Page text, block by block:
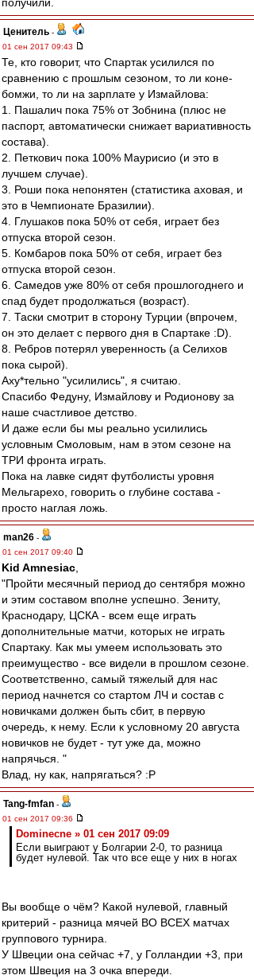
Ценитель -
01 сен 2017 09:43
Те, кто говорит, что Спартак усилился по
сравнению с прошлым сезоном, то ли коне-
бомжи, то ли на зарплате у Измайлова:
1. Пашалич пока 75% от Зобнина (плюс не
паспорт, автоматически снижает вариативность
состава).
2. Петкович пока 100% Маурисио (и это в
лучшем случае).
3. Роши пока непонятен (статистика аховая, и
это в Чемпионате Бразилии).
4. Глушаков пока 50% от себя, играет без
отпуска второй сезон.
5. Комбаров пока 50% от себя, играет без
отпуска второй сезон.
6. Самедов уже 80% от себя прошлогоднего и
спад будет продолжаться (возраст).
7. Таски смотрит в сторону Турции (впрочем,
он это делает с первого дня в Спартаке :D).
8. Ребров потерял уверенность (а Селихов
пока сырой).
Аху*тельно "усилились", я считаю.
Спасибо Федуну, Измайлову и Родионову за
наше счастливое детство.
И даже если бы мы реально усилились
условным Смоловым, нам в этом сезоне на
ТРИ фронта играть.
Пока на лавке сидят футболисты уровня
Мельгарехо, говорить о глубине состава -
просто наглая ложь.
man26 -
01 сен 2017 09:40
Kid Amnesiac
"Пройти месячный период до сентября можно
и этим составом вполне успешно. Зениту,
Краснодару, ЦСКА - всем еще играть
дополнительные матчи, которых не играть
Спартаку. Как мы умеем использовать это
преимущество - все видели в прошлом сезоне.
Соответственно, самый тяжелый для нас
период начнется со стартом ЛЧ и состав с
новичками должен быть сбит, в первую
очередь, к нему. Если к условному 20 августа
новичков не будет - тут уже да, можно
напрячься. "
Влад, ну как, напрягаться? :P
Tang-fmfan -
01 сен 2017 09:36
Dominecne » 01 сен 2017 09:09
Если выиграют у Болгарии 2-0, то разница
будет нулевой. Так что все еще у них в ногах
Вы вообще о чём? Какой нулевой, главный
критерий - разница мячей ВО ВСЕХ матчах
группового турнира.
У Швеции она сейчас +7, у Голландии +3, при
этом Швеция на 3 очка впереди.